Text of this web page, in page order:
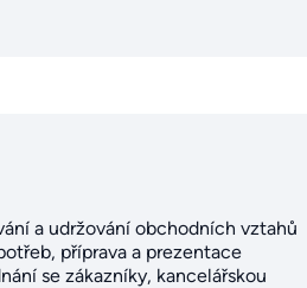
a udržování obchodních vztahů
příprava a prezentace
se zákazníky, kancelářskou